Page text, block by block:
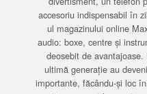
accesoriu indispensabil în
ul magazinului online
audio: boxe, centre și
deosebit de
ultimă generație au
importante, făcându-și loc